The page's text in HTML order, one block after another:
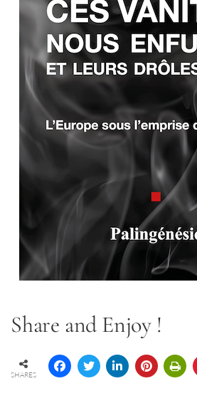
Share and Enjoy !
SHARES